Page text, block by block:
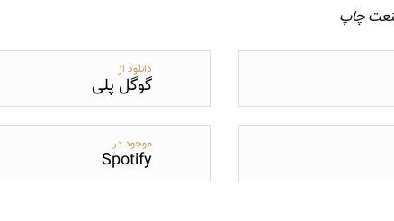
چاپ
دانلود از
گوگل پلی
موجود در
Spotify